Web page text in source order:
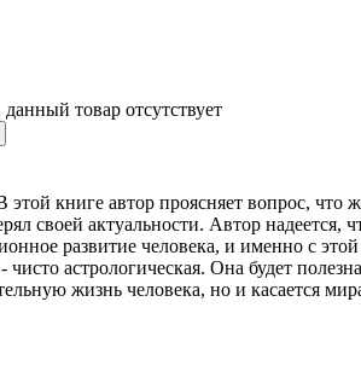
товар отсутствует
книге автор проясняет вопрос,
своей актуальности. Автор
развитие человека, и именно с
чисто астрологическая. Она будет
жизнь человека, но и касается